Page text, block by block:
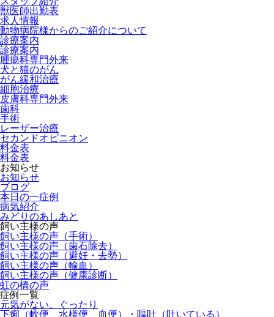
獣医師出勤表
求人情報
動物病院様からのご紹介について
診療案内
診療案内
腫瘍科専門外来
犬と猫のがん
がん緩和治療
細胞治療
皮膚科専門外来
歯科
手術
レーザー治療
セカンドオピニオン
料金表
料金表
お知らせ
お知らせ
ブログ
本日の一症例
病気紹介
みどりのあしあと
飼い主様の声
飼い主様の声（手術）
飼い主様の声（歯石除去）
飼い主様の声（避妊・去勢）
飼い主様の声（輸血）
飼い主様の声（健康診断）
虹の橋の声
症例一覧
元気がない、ぐったり
下痢（軟便、水様便、血便）・嘔吐（吐いている）